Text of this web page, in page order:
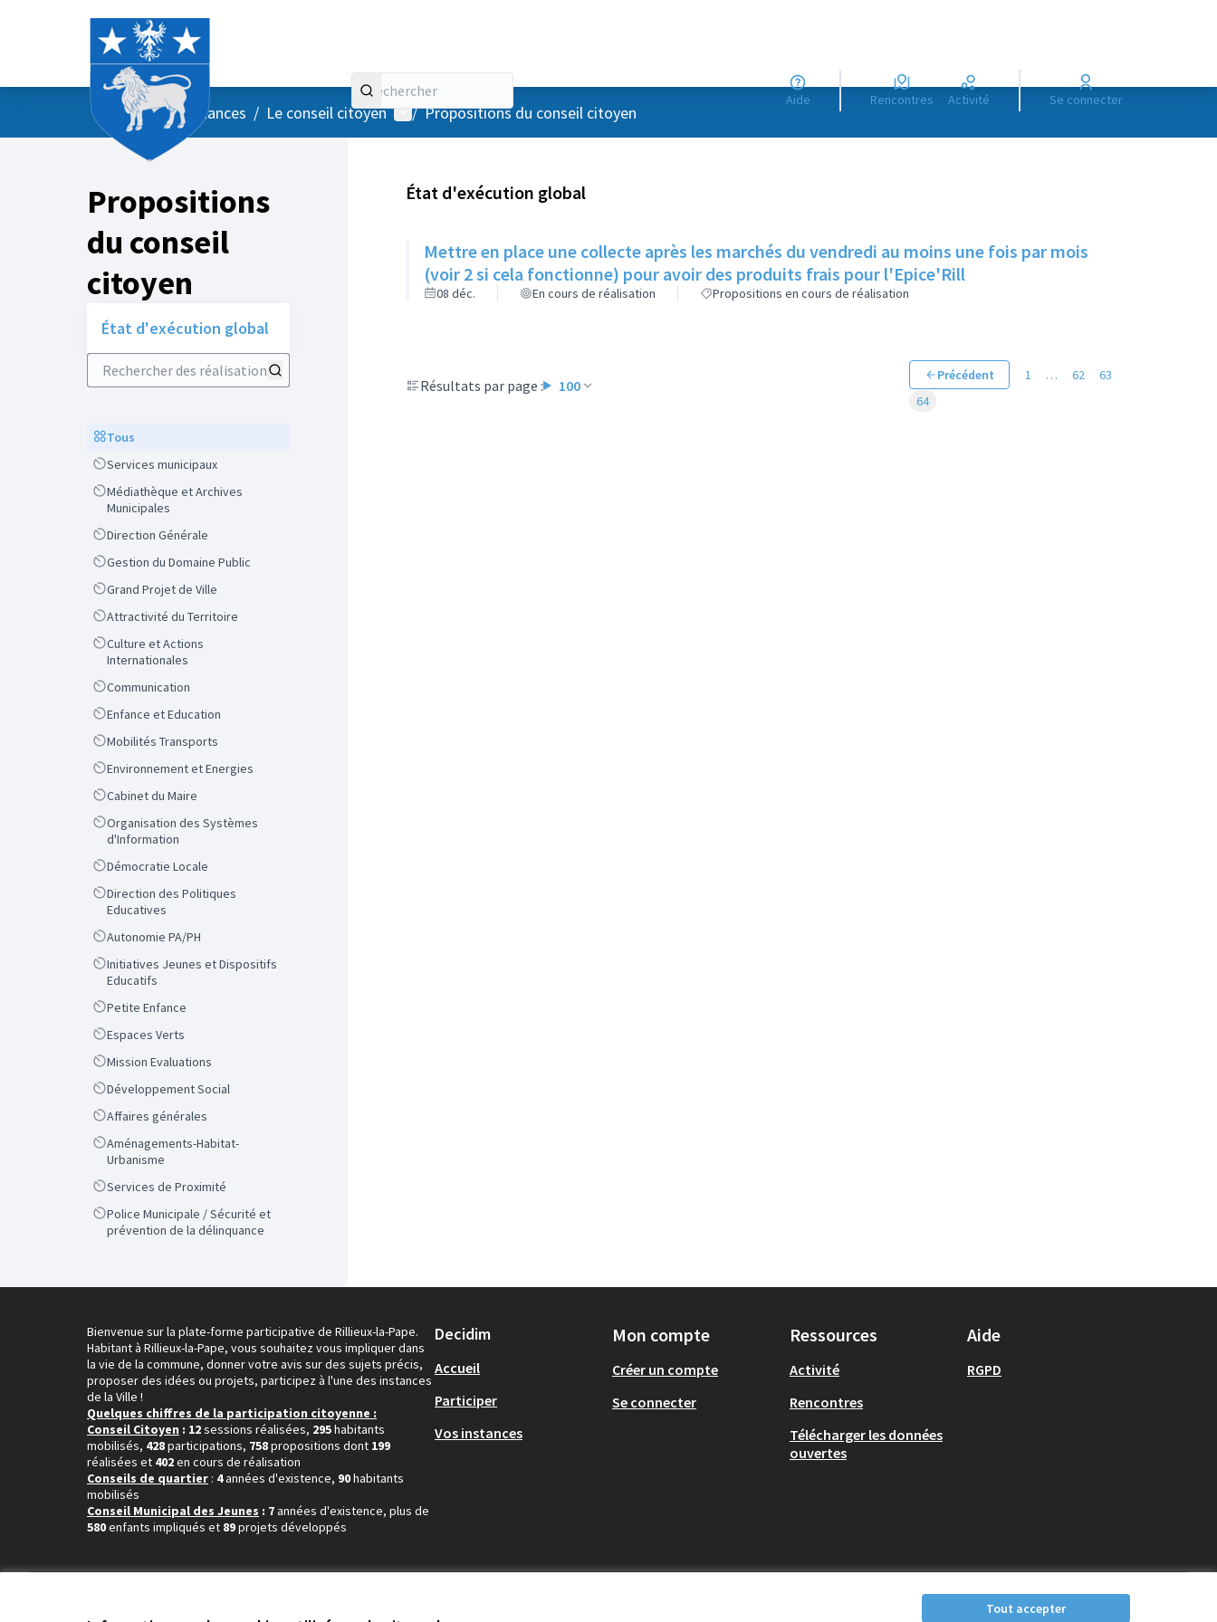
Tout accepter
Aide Rencontres Activité Se connecter
AccueilMenu principal
/ Vos instances / Le conseil citoyen Menu utilisateur
/ Propositions du conseil citoyen
Propositions
du conseil
citoyen
État d'exécution global
Rechercher des réalisations
ScopeTous
ScopeServices municipaux
Scope
Médiathèque et Archives
Municipales
ScopeDirection Générale
ScopeGestion du Domaine Public
ScopeGrand Projet de Ville
ScopeAttractivité du Territoire
Scope
Culture et Actions
Internationales
ScopeCommunication
ScopeEnfance et Education
ScopeMobilités Transports
ScopeEnvironnement et Energies
ScopeCabinet du Maire
Scope
Organisation des Systèmes
d'Information
ScopeDémocratie Locale
Scope
Direction des Politiques
Educatives
ScopeAutonomie PA/PH
Scope
Initiatives Jeunes et Dispositifs
Educatifs
ScopePetite Enfance
ScopeEspaces Verts
ScopeMission Evaluations
ScopeDéveloppement Social
ScopeAffaires générales
Scope
Aménagements-Habitat-
Urbanisme
ScopeServices de Proximité
Scope
Police Municipale / Sécurité et
prévention de la délinquance
État d'exécution global
Mettre en place une collecte après les marchés du vendredi au moins une fois par mois
(voir 2 si cela fonctionne) pour avoir des produits frais pour l'Epice'Rill
08 déc. En cours de réalisation Propositions en cours de réalisation
Résultats par page : 100
Précédent 1 … 62
63
64
Bienvenue sur la plate-forme participative de Rillieux-la-Pape.
Habitant à Rillieux-la-Pape, vous souhaitez vous impliquer dans
la vie de la commune, donner votre avis sur des sujets précis,
proposer des idées ou projets, participez à l'une des instances
de la Ville !
Quelques chiffres de la participation citoyenne :
Conseil Citoyen : 12sessions réalisées, 295habitants
mobilisés, 428participations, 758propositions dont 199
réalisées et 402en cours de réalisation
Conseils de quartier : 4années d'existence, 90habitants
mobilisés
Conseil Municipal des Jeunes : 7années d'existence, plus de
580enfants impliqués et 89projets développés
Decidim
Accueil
Participer
Vos instances
Mon compte
Créer un compte
Se connecter
Ressources
Activité
Rencontres
Télécharger les données
ouvertes
Aide
RGPD